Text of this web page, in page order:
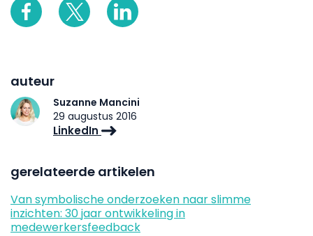
auteur
Suzanne Mancini
29 augustus 2016
LinkedIn
gerelateerde artikelen
Van symbolische onderzoeken naar slimme
inzichten: 30 jaar ontwikkeling in
medewerkersfeedback